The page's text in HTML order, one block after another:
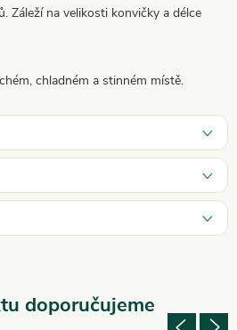
Záleží na velikosti konvičky a délce
chladném a stinném místě.
doporučujeme